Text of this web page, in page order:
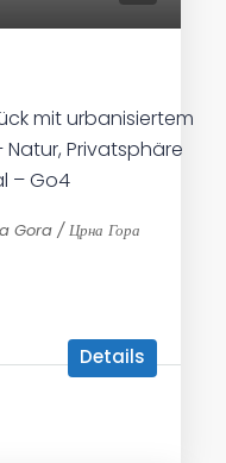
mit urbanisiertem
Privatsphäre
– Go4
Gora / Црна Гора
Details